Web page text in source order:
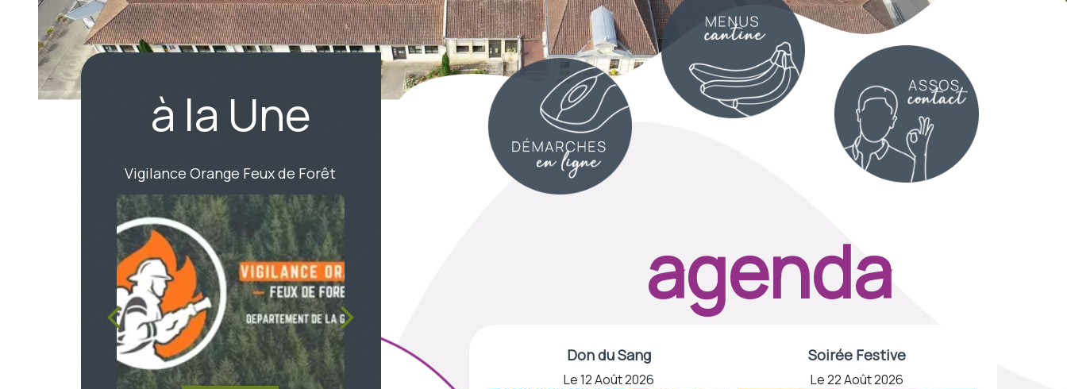
à la Une
Vigilance Orange Feux de Forêt Le cimetière se végétalise
Incendies Gironde - Pineuilh se
agenda
Don du Sang
Le 12 Août 2026
Soirée Festive
Le 22 Août 2026